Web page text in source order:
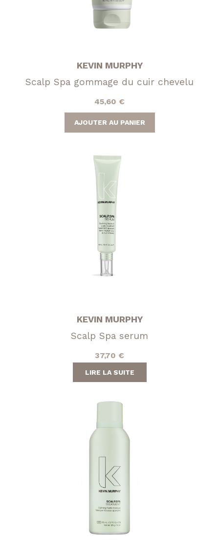
KEVIN MURPHY
Scalp Spa gommage du cuir chevelu
45,60 €
AJOUTER AU PANIER
KEVIN MURPHY
Scalp Spa serum
37,70 €
LIRE LA SUITE